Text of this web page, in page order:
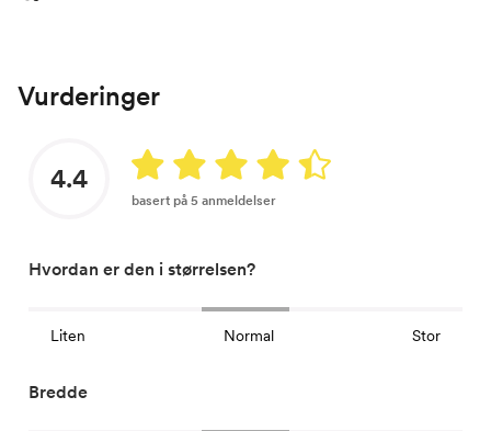
Vurderinger
4.4
basert på 5 anmeldelser
Hvordan er den i størrelsen?
Liten Normal Stor
Bredde